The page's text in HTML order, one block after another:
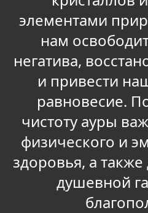
элементами
нам
негатива,
и привести
равновесие.
чистоту ауры
физического и
здоровья, а
душевной